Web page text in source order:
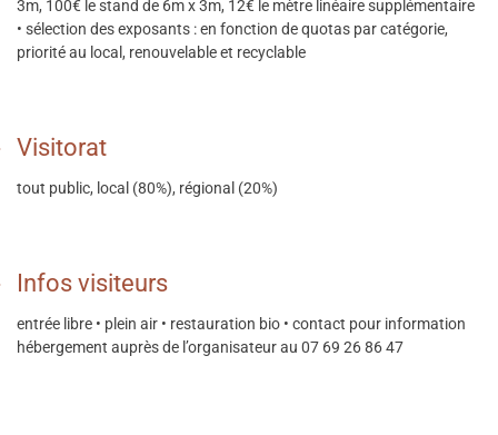
3m, 100€ le stand de 6m x 3m, 12€ le mètre linéaire supplémentaire
• sélection des exposants : en fonction de quotas par catégorie,
priorité au local, renouvelable et recyclable
Visitorat
tout public, local (80%), régional (20%)
Infos visiteurs
entrée libre • plein air • restauration bio • contact pour information
hébergement auprès de l’organisateur au 07 69 26 86 47